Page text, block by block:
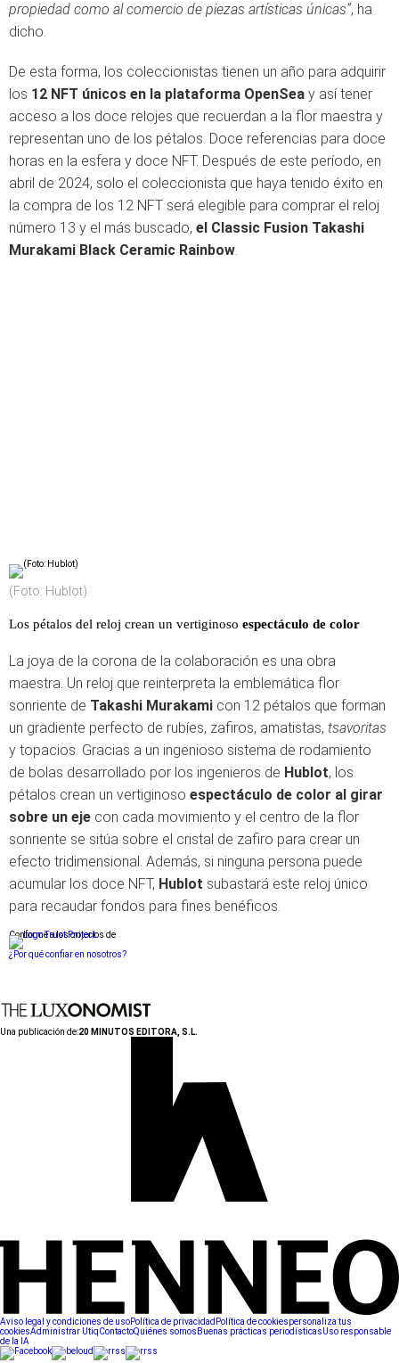
propiedad como al comercio de piezas artísticas únicas”, ha
dicho.
De esta forma, los coleccionistas tienen un año para adquirir
los 12 NFT únicos en la plataforma OpenSea y así tener
acceso a los doce relojes que recuerdan a la flor maestra y
representan uno de los pétalos. Doce referencias para doce
horas en la esfera y doce NFT. Después de este período, en
abril de 2024, solo el coleccionista que haya tenido éxito en
la compra de los 12 NFT será elegible para comprar el reloj
número 13 y el más buscado, el Classic Fusion Takashi
Murakami Black Ceramic Rainbow.
(Foto: Hublot)
Los pétalos del reloj crean un vertiginoso espectáculo de color
La joya de la corona de la colaboración es una obra
maestra. Un reloj que reinterpreta la emblemática flor
sonriente de Takashi Murakami con 12 pétalos que forman
un gradiente perfecto de rubíes, zafiros, amatistas, tsavoritas
y topacios. Gracias a un ingenioso sistema de rodamiento
de bolas desarrollado por los ingenieros de Hublot, los
pétalos crean un vertiginoso espectáculo de color al girar
sobre un eje con cada movimiento y el centro de la flor
sonriente se sitúa sobre el cristal de zafiro para crear un
efecto tridimensional. Además, si ninguna persona puede
acumular los doce NFT, Hublot subastará este reloj único
para recaudar fondos para fines benéficos.
Conforme a los criterios de
¿Por qué confiar en nosotros?
Una publicación de:20 MINUTOS EDITORA, S.L.
Aviso legal y condiciones de usoPolítica de privacidad Política de cookiespersonaliza tus
cookiesAdministrar UtiqContactoQuiénes somos Buenas prácticas periodísticasUso responsable
de la IA